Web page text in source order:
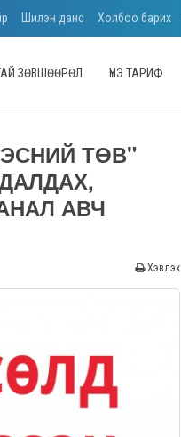
Шилэн данс Холбоо барих
ЗӨВШӨӨРӨЛ ҮНЭ ТАРИФ
ТӨВ"
АВЧ
Хэвлэх